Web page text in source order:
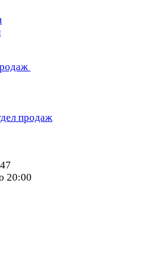
продаж
20:00